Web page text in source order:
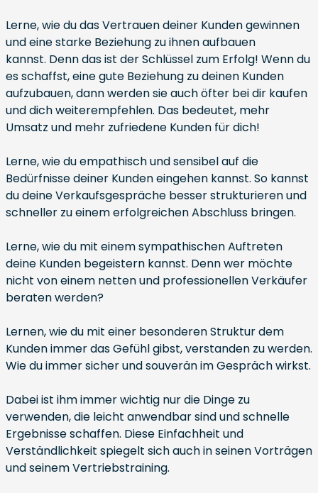
Lerne, wie du das Vertrauen deiner Kunden gewinnen
und eine starke Beziehung zu ihnen aufbauen
kannst. Denn das ist der Schlüssel zum Erfolg! Wenn du
es schaffst, eine gute Beziehung zu deinen Kunden
aufzubauen, dann werden sie auch öfter bei dir kaufen
und dich weiterempfehlen. Das bedeutet, mehr
Umsatz und mehr zufriedene Kunden für dich!
Lerne, wie du empathisch und sensibel auf die
Bedürfnisse deiner Kunden eingehen kannst. So kannst
du deine Verkaufsgespräche besser strukturieren und
schneller zu einem erfolgreichen Abschluss bringen.
Lerne, wie du mit einem sympathischen Auftreten
deine Kunden begeistern kannst. Denn wer möchte
nicht von einem netten und professionellen Verkäufer
beraten werden?
Lernen, wie du mit einer besonderen Struktur dem
Kunden immer das Gefühl gibst, verstanden zu werden.
Wie du immer sicher und souverän im Gespräch wirkst.
Dabei ist ihm immer wichtig nur die Dinge zu
verwenden, die leicht anwendbar sind und schnelle
Ergebnisse schaffen. Diese Einfachheit und
Verständlichkeit spiegelt sich auch in seinen Vorträgen
und seinem Vertriebstraining.